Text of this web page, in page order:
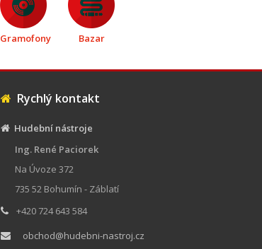
Gramofony Bazar
Rychlý kontakt
Hudební nástroje
Ing. René Paciorek
Na Úvoze 372
735 52 Bohumín - Záblatí
+420 724 643 584
obchod@hudebni-nastroj.cz